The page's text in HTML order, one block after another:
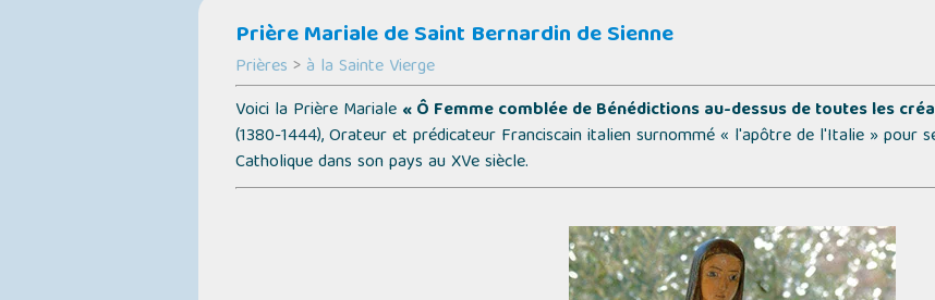
Prière Mariale de Saint Bernardin de Sienne
Prières > à la Sainte Vierge
Voici la Prière Mariale « Ô Femme comblée de Bénédictions au-dessus de toutes les
(1380-1444), Orateur et prédicateur Franciscain italien surnommé « l'apôtre de l'Italie »
Catholique dans son pays au XVe siècle.